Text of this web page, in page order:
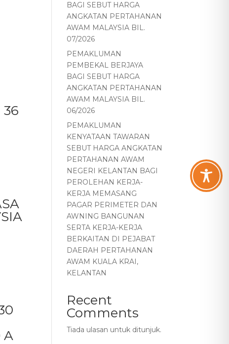
36
A
BAGI SEBUT HARGA
ANGKATAN PERTAHANAN
AWAM MALAYSIA BIL.
07/2026
PEMAKLUMAN
PEMBEKAL BERJAYA
BAGI SEBUT HARGA
ANGKATAN PERTAHANAN
AWAM MALAYSIA BIL.
06/2026
PEMAKLUMAN
KENYATAAN TAWARAN
SEBUT HARGA ANGKATAN
PERTAHANAN AWAM
NEGERI KELANTAN BAGI
PEROLEHAN KERJA-
KERJA MEMASANG
PAGAR PERIMETER DAN
AWNING BANGUNAN
SERTA KERJA-KERJA
BERKAITAN DI PEJABAT
DAERAH PERTAHANAN
AWAM KUALA KRAI,
KELANTAN
Recent
Comments
Tiada ulasan untuk ditunjuk.